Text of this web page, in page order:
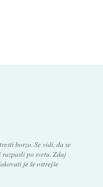
borzo. Se vidi, da se
razpasli po svetu. Zdaj
je še ostrejše